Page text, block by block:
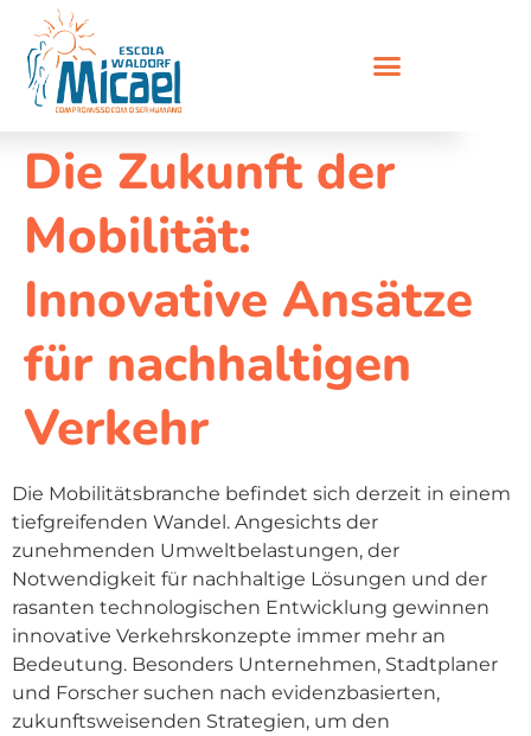
Die Zukunft der
Mobilität:
Innovative Ansätze
für nachhaltigen
Verkehr
Die Mobilitätsbranche befindet sich derzeit in einem
tiefgreifenden Wandel. Angesichts der
zunehmenden Umweltbelastungen, der
Notwendigkeit für nachhaltige Lösungen und der
rasanten technologischen Entwicklung gewinnen
innovative Verkehrskonzepte immer mehr an
Bedeutung. Besonders Unternehmen, Stadtplaner
und Forscher suchen nach evidenzbasierten,
zukunftsweisenden Strategien, um den